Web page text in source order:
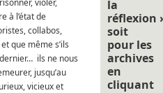
violer,
à l’état de
collabos,
que même s’ils
ils ne nous
jusqu’au
vicieux et
la
réflexion
soit
pour les
archives
en
cliquant